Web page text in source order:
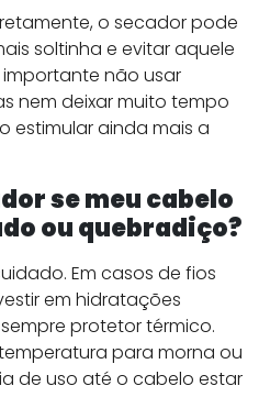
o secador pode
soltinha e evitar aquele
não usar
nem deixar muito tempo
estimular ainda mais a
se meu cabelo
ou quebradiço?
Em casos de fios
em hidratações
protetor térmico.
para morna ou
de uso até o cabelo estar